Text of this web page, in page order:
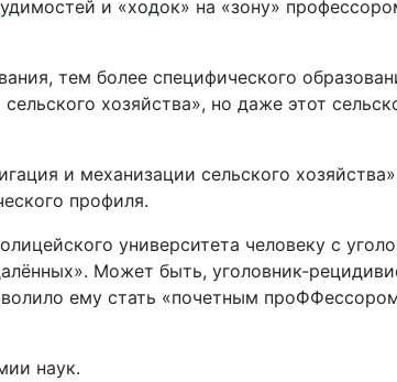
и «ходок» на «зону»
тем более специфического
хозяйства», но даже этот
и механизации сельского
профиля.
университета человеку с
Может быть, уголовник-
ему стать «почетным
наук.